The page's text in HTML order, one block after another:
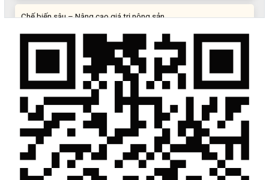
Chế biến sâu – Nâng cao giá trị nông sản
“Đi tắt, đón đầu” các công nghệ mới, công nghệ tương lai
Quảng bá hình ảnh Đắk Lắk đến bạn bè trong nước và quốc tế
Mời tham gia Hội chợ triển lãm chuyên ngành Cà phê và sản
phẩm OCOP năm 2025
lực cho phát triển
Đắk Lắk xây dựng kịch bản tăng trưởng kinh tế - xã hội năm